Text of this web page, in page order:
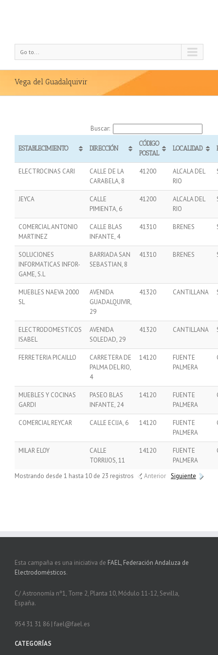
Go to...
Vega del Guadalquivir
Buscar:
ESTABLECIMIENTO DIRECCIÓN
CÓDIGO
POSTAL
LOCALIDAD
ELECTROCINAS CARI
CALLE DE LA
CARABELA, 8
41200
ALCALA DEL
RIO
JEYCA
CALLE
PIMIENTA, 6
41200
ALCALA DEL
RIO
COMERCIAL ANTONIO
MARTINEZ
CALLE BLAS
INFANTE, 4
41310 BRENES
SOLUCIONES
INFORMATICAS INFOR-
GAME, S.L
BARRIADA SAN
SEBASTIAN, 8
41310 BRENES
MUEBLES NAEVA 2000
SL
AVENIDA
GUADALQUIVIR,
29
41320 CANTILLANA
ELECTRODOMESTICOS
ISABEL
AVENIDA
SOLEDAD, 29
41320 CANTILLANA
FERRETERIA PICAILLO
CARRETERA DE
PALMA DEL RIO,
4
14120
FUENTE
PALMERA
MUEBLES Y COCINAS
GARDI
PASEO BLAS
INFANTE, 24
14120
FUENTE
PALMERA
COMERCIAL REYCAR CALLE ECIJA, 6 14120
FUENTE
PALMERA
MILAR ELOY
CALLE
TORRIJOS, 11
14120
FUENTE
PALMERA
Mostrando desde 1 hasta 10 de 23 registros Anterior Siguiente
Esta campaña es una iniciativa de FAEL, Federación Andaluza de
Electrodomésticos.
C/ Astronomía nº1, Torre 2, Planta 10, Módulo 11-12, Sevilla,
España.
954 31 31 86 | fael@fael.es
CATEGORÍAS